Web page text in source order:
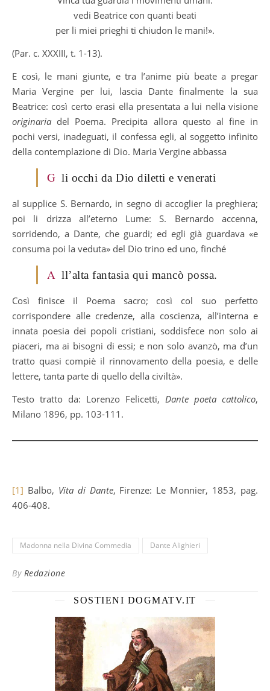
vedi Beatrice con quanti beati
per li miei prieghi ti chiudon le mani!».
(Par. c. XXXIII, t. 1-13).
E così, le mani giunte, e tra l’anime più beate a pregar
Maria Vergine per lui, lascia Dante finalmente la sua
Beatrice: così certo erasi ella presentata a lui nella visione
originaria del Poema. Precipita allora questo al fine in
pochi versi, inadeguati, il confessa egli, al soggetto infinito
della contemplazione di Dio. Maria Vergine abbassa
G li occhi da Dio diletti e venerati
al supplice S. Bernardo, in segno di accoglier la preghiera;
poi li drizza all’eterno Lume: S. Bernardo accenna,
sorridendo, a Dante, che guardi; ed egli già guardava «e
consuma poi la veduta» del Dio trino ed uno, finché
A ll’alta fantasia qui mancò possa.
Così finisce il Poema sacro; così col suo perfetto
corrispondere alle credenze, alla coscienza, all’interna e
innata poesia dei popoli cristiani, soddisfece non solo ai
piaceri, ma ai bisogni di essi; e non solo avanzò, ma d’un
tratto quasi compiè il rinnovamento della poesia, e delle
lettere, tanta parte di quello della civiltà».
Testo tratto da: Lorenzo Felicetti, Dante poeta cattolico,
Milano 1896, pp. 103-111.
[1] Balbo, Vita di Dante, Firenze: Le Monnier, 1853, pag.
406-408.
Madonna nella Divina Commedia Dante Alighieri
By Redazione
SOSTIENI DOGMATV.IT